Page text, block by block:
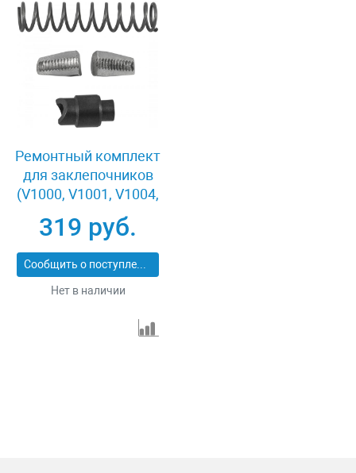
Ремонтный комплект
для заклепочников
(V1000, V1001, V1004,
V1005, V1102)
Jonnesway V1002-RK
319 руб.
Сообщить о поступлении
Нет в наличии